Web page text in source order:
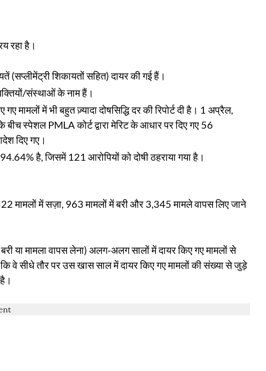
रहा है।
शिकायतों सहित) दायर की गई हैं।
संस्थाओं के नाम हैं।
मामलों में भी बहुत ज़्यादा दोषसिद्धि दर की रिपोर्ट दी है। 1 अप्रैल,
स्पेशल PMLA कोर्ट द्वारा मेरिट के आधार पर दिए गए 56
दिए गए।
है, जिसमें 121 आरोपियों को दोषी ठहराया गया है।
में सज़ा, 963 मामलों में बरी और 3,345 मामले वापस लिए जाने
या मामला वापस लेना) अलग-अलग सालों में दायर किए गए मामलों से
वे सीधे तौर पर उस खास साल में दायर किए गए मामलों की संख्या से जुड़े